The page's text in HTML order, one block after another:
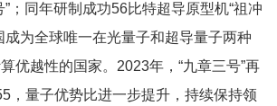
”；同年研制成功56比特超导原型机“祖冲
成为全球唯一在光量子和超导量子两种
优越性的国家。2023年，“九章三号”再
，量子优势比进一步提升，持续保持领